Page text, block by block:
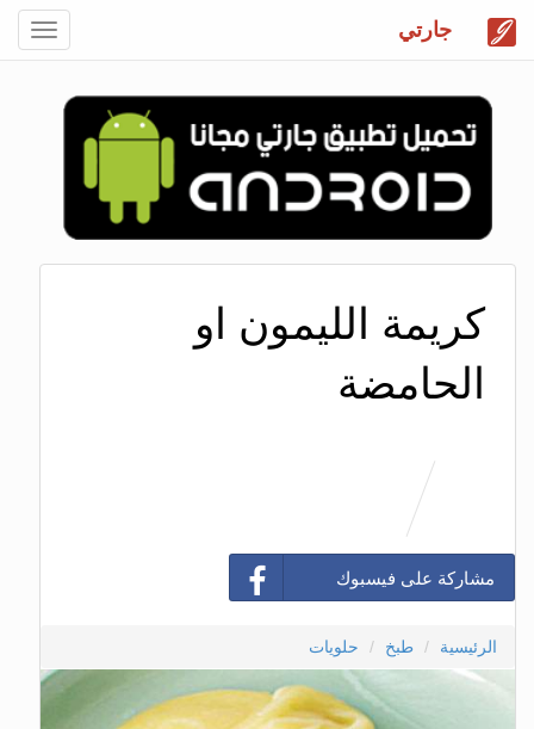
جارتي
كريمة الليمون او
الحامضة
مشاركة على فيسبوك
الرئيسية طبخ حلويات